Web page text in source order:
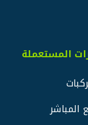
المستعملة
المباشر